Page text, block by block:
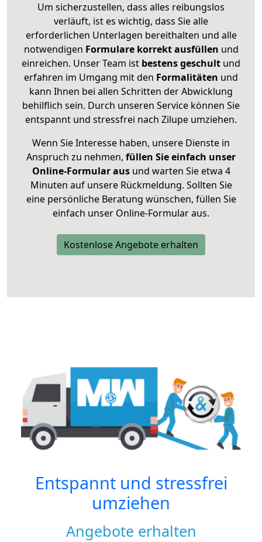
Um sicherzustellen, dass alles reibungslos
verläuft, ist es wichtig, dass Sie alle
erforderlichen Unterlagen bereithalten und alle
notwendigen Formulare korrekt ausfüllen und
einreichen. Unser Team ist bestens geschult und
erfahren im Umgang mit den Formalitäten und
kann Ihnen bei allen Schritten der Abwicklung
behilflich sein. Durch unseren Service können Sie
entspannt und stressfrei nach Zilupe umziehen.
Wenn Sie Interesse haben, unsere Dienste in
Anspruch zu nehmen, füllen Sie einfach unser
Online-Formular ausund warten Sie etwa 4
Minuten auf unsere Rückmeldung. Sollten Sie
eine persönliche Beratung wünschen, füllen Sie
einfach unser Online-Formular aus.
Kostenlose Angebote erhalten
Entspannt und stressfrei
umziehen
Angebote erhalten